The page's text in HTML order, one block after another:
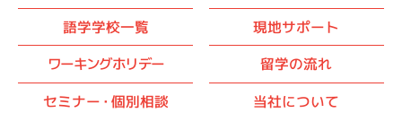
語学学校一覧
現地サポート
ワーキングホリデー
留学の流れ
セミナー・ 個別相談 当社について